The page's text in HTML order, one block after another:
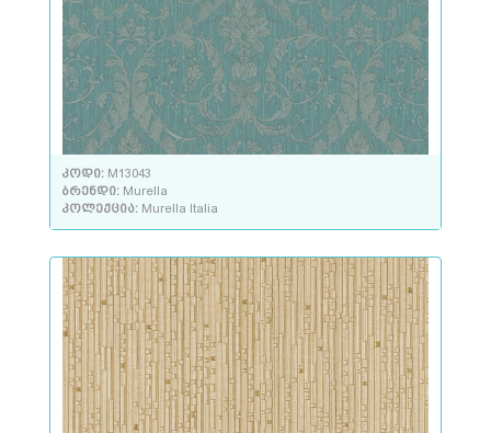
კოდი: M13043
ბრენდი: Murella
კოლექცია: Murella Italia